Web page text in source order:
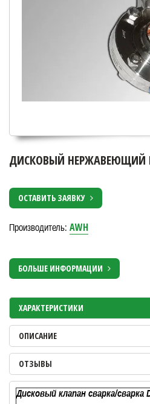
ДИСКОВЫЙ НЕРЖАВЕЮЩИЙ
ОСТАВИТЬ ЗАЯВКУ
Производитель: AWH
БОЛЬШЕ ИНФОРМАЦИИ
ХАРАКТЕРИСТИКИ
ОПИСАНИЕ
ОТЗЫВЫ
Дисковый клапан сварка/сварка